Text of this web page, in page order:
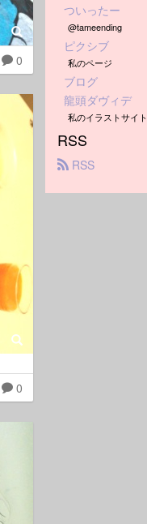
0
0
ついったー
@tameending
ピクシブ
私のページ
ブログ
龍頭ダヴィデ
私のイラストサイト
RSS
RSS